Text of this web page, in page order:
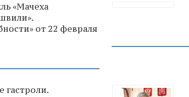
«Мачеха
от 22 февраля
гастроли.